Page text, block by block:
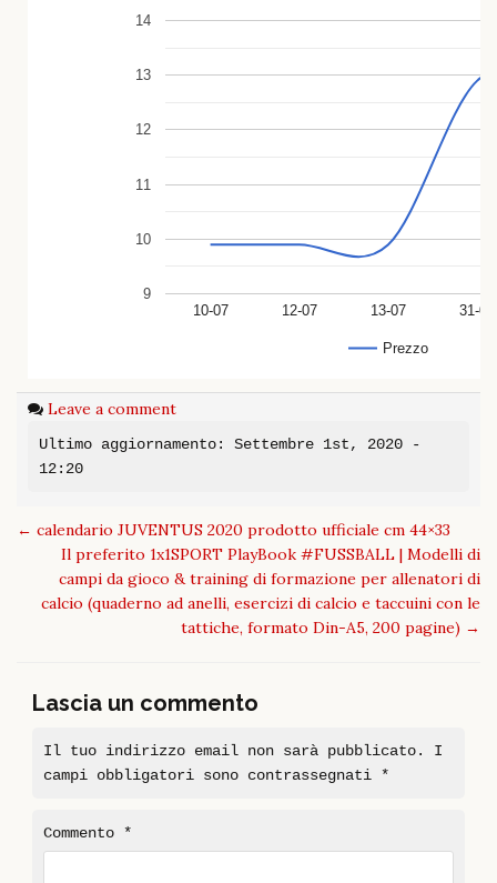
Prezzo
10-07 12-07 13-07 31-08
9
10
11
12
13
14
Leave a comment
Ultimo aggiornamento: Settembre 1st, 2020 -
12:20
Post
navigation
← calendario JUVENTUS 2020 prodotto ufficiale cm 44×33
Il preferito 1x1SPORT PlayBook #FUSSBALL | Modelli di
campi da gioco & training di formazione per allenatori di
calcio (quaderno ad anelli, esercizi di calcio e taccuini con le
tattiche, formato Din-A5, 200 pagine) →
Lascia un commento
Il tuo indirizzo email non sarà pubblicato.
I
campi obbligatori sono contrassegnati *
Commento *